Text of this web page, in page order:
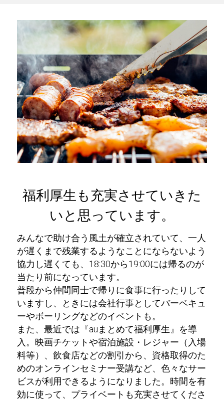
福利厚生も充実させていきた
いと思っています。
みんなで助け合う風土が確立されていて、一人
が遅くまで残業するようなことにならないよう
協力し遅くても、18:30から19:00には帰るのが
当たり前になっています。
普段から仲間同士で帰りに食事に行ったりして
いますし、ときには会社行事としてバーベキュ
ーやボーリングなどのイベントも。
また、最近では『auまとめて福利厚生』を導
入。映画チケットや宿泊施設・レジャー（入場
料等）、飲食店などの割引から、資格取得のた
めのオンラインセミナー受講など、色々なサー
ビスが利用できるようになりました。時間を有
効に使って、プライベートも充実させてくださ